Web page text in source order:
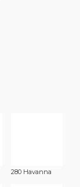
280 Havanna